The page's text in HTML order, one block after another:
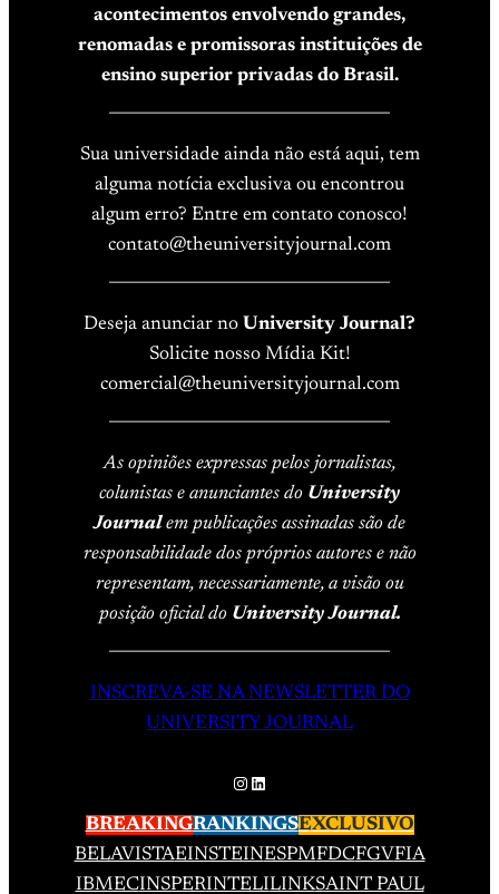
acontecimentos envolvendo grandes,
renomadas e promissoras instituições de
ensino superior privadas do Brasil.
Sua universidade ainda não está aqui, tem
alguma notícia exclusiva ou encontrou
algum erro? Entre em contato conosco!
contato@theuniversityjournal.com
Deseja anunciar no University Journal?
Solicite nosso Mídia Kit!
comercial@theuniversityjournal.com
As opiniões expressas pelos jornalistas,
colunistas e anunciantes do University
Journalem publicações assinadas são de
responsabilidade dos próprios autores e não
representam, necessariamente, a visão ou
posição oficial do University Journal.
INSCREVA-SE NA NEWSLETTER DO
UNIVERSITY JOURNAL
Instagram
LinkedIn
BREAKINGRANKINGSEXCLUSIVO
BELAVISTAEINSTEINESPMFDCFGVFIA
IBMECINSPERINTELILINKSAINT PAUL